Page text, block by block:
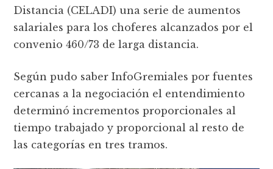
Distancia (CELADI) una serie de aumentos
salariales para los choferes alcanzados por el
convenio 460/73 de larga distancia.
Según pudo saber InfoGremiales por fuentes
cercanas a la negociación el entendimiento
determinó incrementos proporcionales al
tiempo trabajado y proporcional al resto de
las categorías en tres tramos.